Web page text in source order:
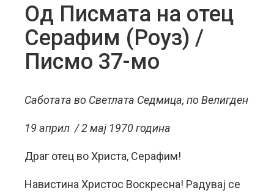
Од Писмата на отец
Серафим (Роуз) /
Писмо 37-мо
Саботата во Светлата Седмица, по Велигден
19 април / 2 мај 1970 година
Драг отец во Христa, Серафим!
Навистина Христос Воскресна! Радувај се